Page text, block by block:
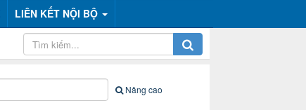
LIÊN KẾT NỘI BỘ
Nâng cao